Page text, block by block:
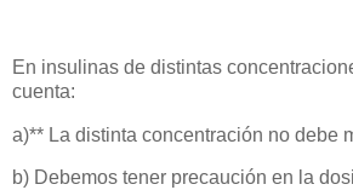
En insulinas de distintas
cuenta:
a)** La distinta concentración no debe
b) Debemos tener precaución en la